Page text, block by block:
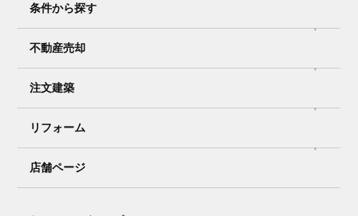
条件から探す
不動産売却
注文建築
リフォーム
店舗ページ